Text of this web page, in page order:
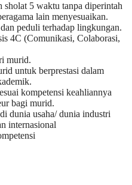
sholat 5 waktu tanpa diperintah
lain menyesuaikan.
peduli terhadap lingkungan.
4C (Comunikasi, Colaborasi,
murid.
untuk berprestasi dalam
kompetensi keahliannya
bagi murid.
dunia usaha/ dunia industri
internasional